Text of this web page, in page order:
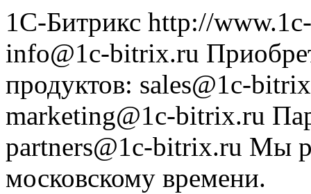
1С-Битрикс http://
info@1c-bitrix.ru
продуктов: sales@1c-
marketing@1c-bitrix.ru
partners@1c-bitrix.ru Мы
московскому времени.